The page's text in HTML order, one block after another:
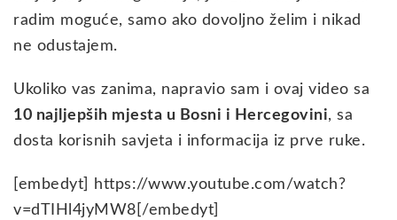
radim moguće, samo ako dovoljno želim i nikad
ne odustajem.
Ukoliko vas zanima, napravio sam i ovaj video sa
10 najljepših mjesta u Bosni i Hercegovini, sa
dosta korisnih savjeta i informacija iz prve ruke.
[embedyt] https://www.youtube.com/watch?
v=dTIHl4jyMW8[/embedyt]